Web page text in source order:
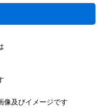
像及びイメージです